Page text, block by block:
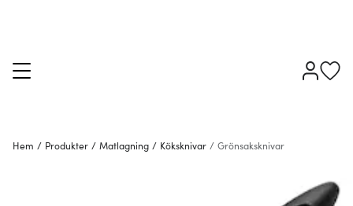
Hem / Produkter / Matlagning / Köksknivar / Grönsaksknivar